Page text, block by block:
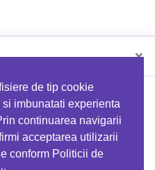
de tip cookie
imbunatati experienta
continuarea navigarii
acceptarea utilizarii
conform Politicii de
×
folosind codul